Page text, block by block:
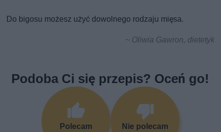
Do bigosu możesz użyć dowolnego rodzaju mięsa.
~ Oliwia Gawron, dietetyk
Podoba Ci się przepis? Oceń go!
Polecam
Nie polecam